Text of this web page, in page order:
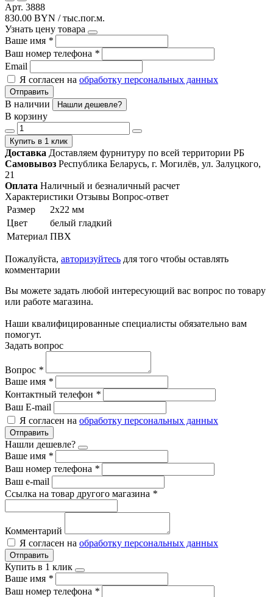
Арт. 3888
830.00 BYN / тыс.пог.м.
Узнать цену товара
Ваше имя *
Ваш номер телефона *
Email
Я согласен на обработку персональных данных
Отправить
В наличии Нашли дешевле?
В корзину
Купить в 1 клик
Доставка Доставляем фурнитуру по всей территории РБ
Самовывоз Республика Беларусь, г. Могилёв, ул. Залуцкого,
21
Оплата Наличный и безналичный расчет
Характеристики Отзывы Вопрос-ответ
Размер
2х22 мм
Цвет
белый гладкий
Материал ПВХ
Пожалуйста, авторизуйтесь для того чтобы оставлять
комментарии
Вы можете задать любой интересующий вас вопрос по товару
или работе магазина.
Наши квалифицированные специалисты обязательно вам
помогут.
Задать вопрос
Вопрос *
Ваше имя *
Контактный телефон *
Ваш E-mail
Я согласен на обработку персональных данных
Отправить
Нашли дешевле?
Ваше имя *
Ваш номер телефона *
Ваш e-mail
Ссылка на товар другого магазина *
Комментарий
Я согласен на обработку персональных данных
Отправить
Купить в 1 клик
Ваше имя *
Ваш номер телефона *